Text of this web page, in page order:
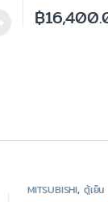
MITSUBISHI, ตู้เย็น
฿